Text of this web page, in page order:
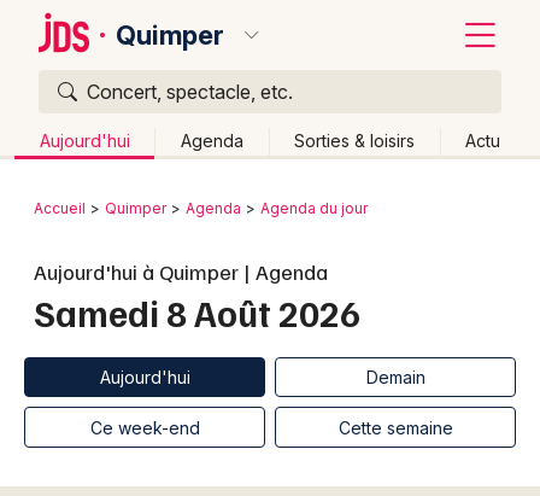
Quimper
Concert, spectacle, etc.
Aujourd'hui Agenda Sorties & loisirs Actu
Publier un événement
Grands événements
Activité & Expérience
Colmar
Lille
Lyon
Marseille
Retour
Accueil Quimper Agenda Agenda du jour
Aujourd'hui à Quimper | Agenda
Samedi 8 Août 2026
Aujourd'hui Demain
Ce week-end Cette semaine
Quoi ?
Où ?
Partout
Près de moi Changer de lieu
Quand ?
Aujourd'hui
Demain Ce week-end Autre